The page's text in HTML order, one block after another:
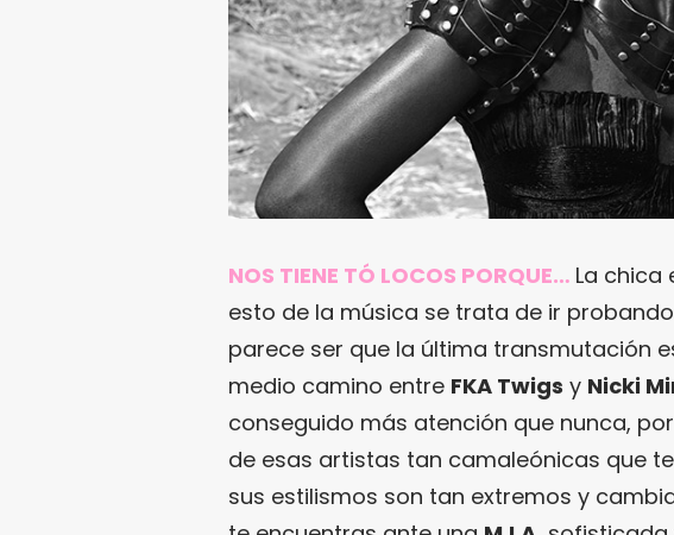
NOS TIENE TÓ LOCOS PORQUE… La chica
esto de la música se trata de ir
parece ser que la última transmutación
medio camino entre FKA Twigs y Nicki
conseguido más atención que nunca,
de esas artistas tan camaleónicas que
sus estilismos son tan extremos y